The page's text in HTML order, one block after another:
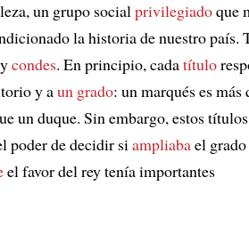
un grupo social privilegiadoque
la historia de nuestro país.
condes. En principio, cadatítulo
y aun grado: un marqués es más
un duque. Sin embargo, estos
poder de decidir si ampliabael grado
el favor del rey tenía importantes